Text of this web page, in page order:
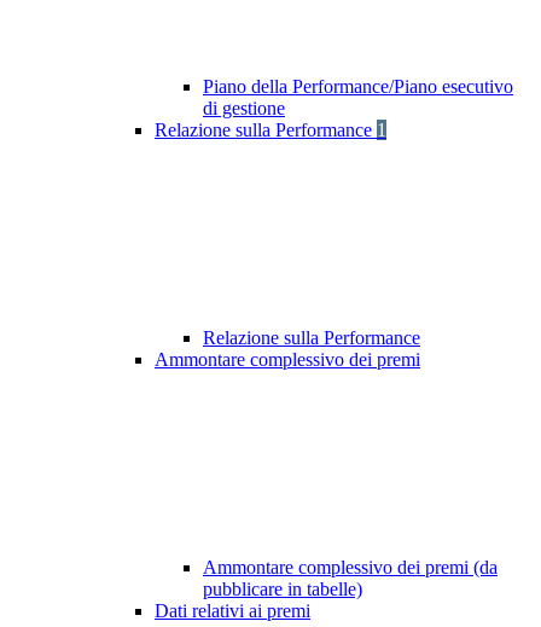
Piano della Performance/Piano esecutivo
di gestione
Relazione sulla Performance 1
Relazione sulla Performance
Ammontare complessivo dei premi
Ammontare complessivo dei premi (da
pubblicare in tabelle)
Dati relativi ai premi